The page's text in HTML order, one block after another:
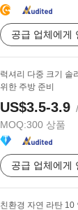
공급 업체에게
럭셔리 다중 크기 솔
위한 주방 준비
US$3.5-3.9
MOQ:300 상품
공급 업체에게
친환경 자연 라탄 10